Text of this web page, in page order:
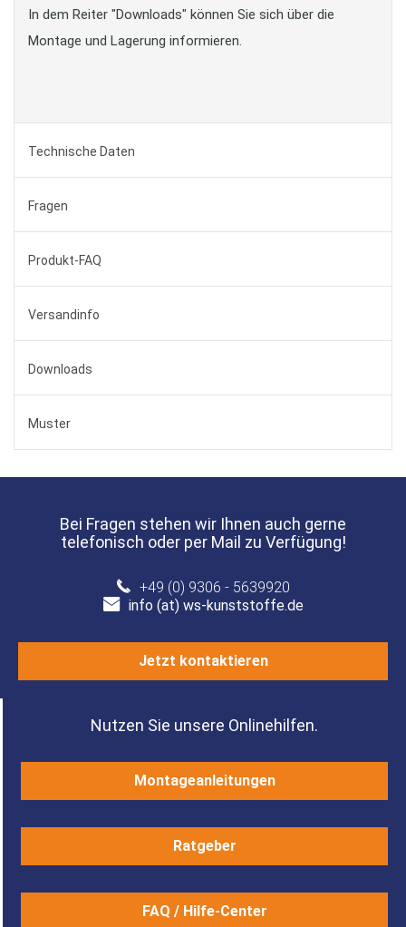
In dem Reiter "Downloads" können Sie sich über die
Montage und Lagerung informieren.
Technische Daten
Fragen
Produkt-FAQ
Versandinfo
Downloads
Muster
Bei Fragen stehen wir Ihnen auch gerne
telefonisch oder per Mail zu Verfügung!
+49 (0) 9306 - 5639920
info (at) ws-kunststoffe.de
Jetzt kontaktieren
Nutzen Sie unsere Onlinehilfen.
Montageanleitungen
Ratgeber
FAQ / Hilfe-Center